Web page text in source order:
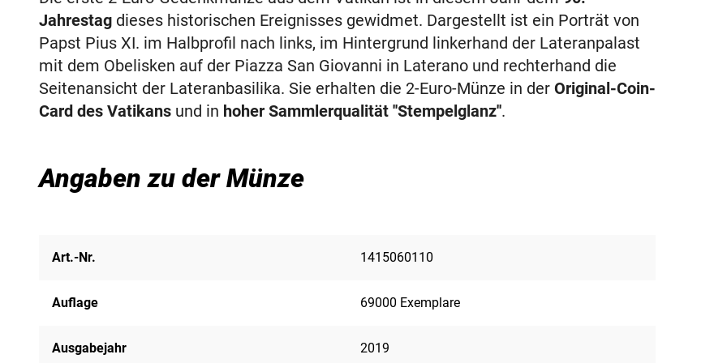
Jahrestag dieses historischen Ereignisses gewidmet. Dargestellt ist ein Porträt von
Papst Pius XI. im Halbprofil nach links, im Hintergrund linkerhand der Lateranpalast
mit dem Obelisken auf der Piazza San Giovanni in Laterano und rechterhand die
Seitenansicht der Lateranbasilika. Sie erhalten die 2-Euro-Münze in der Original-Coin-
Card des Vatikans und in hoher Sammlerqualität ''Stempelglanz''.
Angaben zu der Münze
Art.-Nr. 1415060110
Auflage 69000 Exemplare
Ausgabejahr 2019